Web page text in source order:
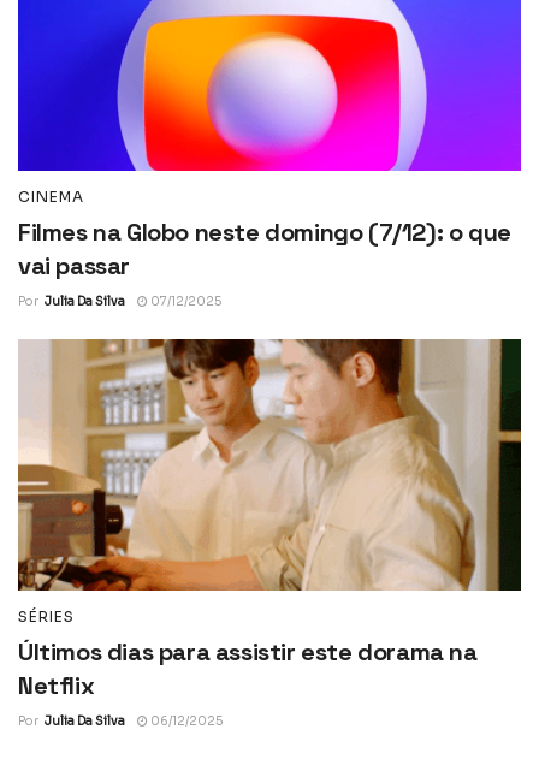
CINEMA
Filmes na Globo neste domingo (7/12): o que
vai passar
Por Julia Da Silva 07/12/2025
SÉRIES
Últimos dias para assistir este dorama na
Netflix
Por Julia Da Silva 06/12/2025